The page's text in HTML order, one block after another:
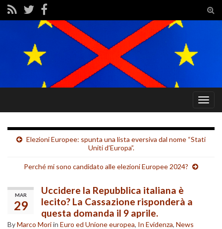
Elezioni Europee: spunta una lista eversiva dal nome “Stati
Uniti d’Europa”.
Perché mi sono candidato alle elezioni Europee 2024?
MAR
29
Uccidere la Repubblica italiana è
lecito? La Cassazione risponderà a
questa domanda il 9 aprile.
ByMarco Moriin Euro ed Unione europea, In Evidenza, News